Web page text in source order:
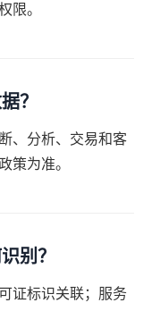
限。
？
、分析、交易和客
策为准。
别？
证标识关联；服务